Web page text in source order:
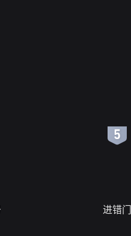
进错